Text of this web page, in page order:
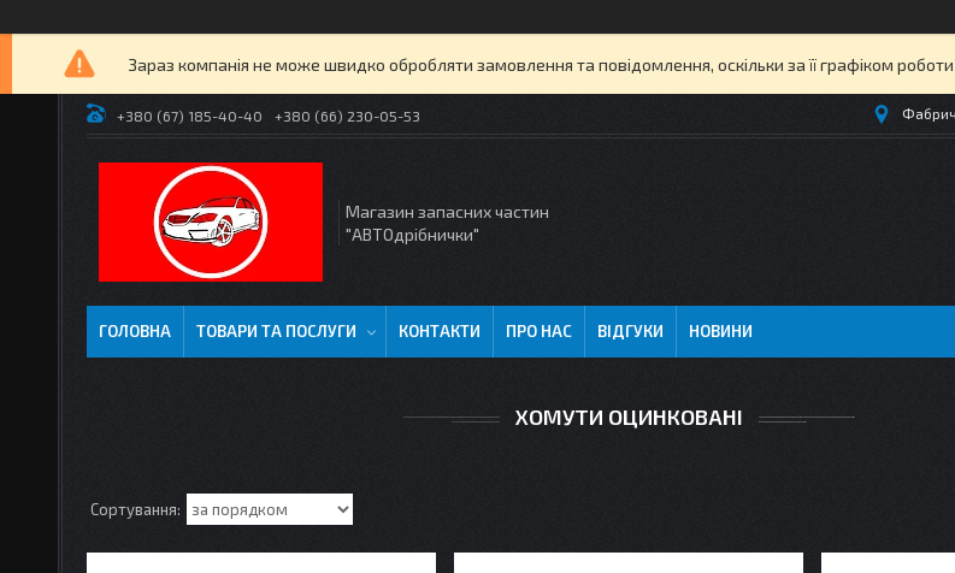
Зараз компанія не може швидко обробляти замовлення та повідомлення, оскільки за її графіком
+380 (67) 185-40-40 +380 (66) 230-05-53
Магазин запасних частин
"АВТОдрібнички"
ГОЛОВНА ТОВАРИ ТА ПОСЛУГИ КОНТАКТИ ПРО НАС ВІДГУКИ НОВИНИ
ХОМУТИ ОЦИНКОВАНІ